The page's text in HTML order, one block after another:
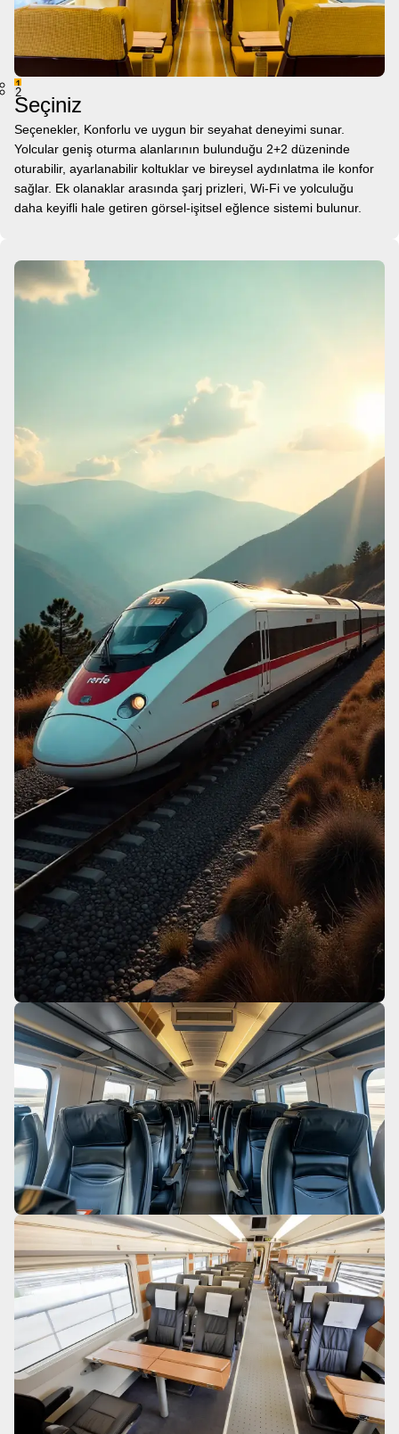
1
2
Seçiniz
Seçenekler, Konforlu ve uygun bir seyahat deneyimi sunar.
Yolcular geniş oturma alanlarının bulunduğu 2+2 düzeninde
oturabilir, ayarlanabilir koltuklar ve bireysel aydınlatma ile konfor
sağlar. Ek olanaklar arasında şarj prizleri, Wi-Fi ve yolculuğu
daha keyifli hale getiren görsel-işitsel eğlence sistemi bulunur.